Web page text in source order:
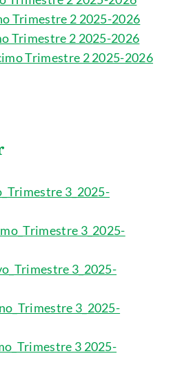
Trimestre 2 2025-2026
Trimestre 2 2025-2026
Trimestre 2 2025-2026
3_2025-
3_2025-
3_2025-
3_2025-
3 2025-